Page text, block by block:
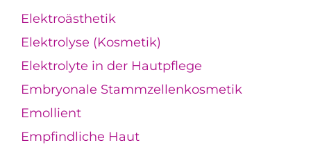
Elektroästhetik
Elektrolyse (Kosmetik)
Elektrolyte in der Hautpflege
Embryonale Stammzellenkosmetik
Emollient
Empfindliche Haut